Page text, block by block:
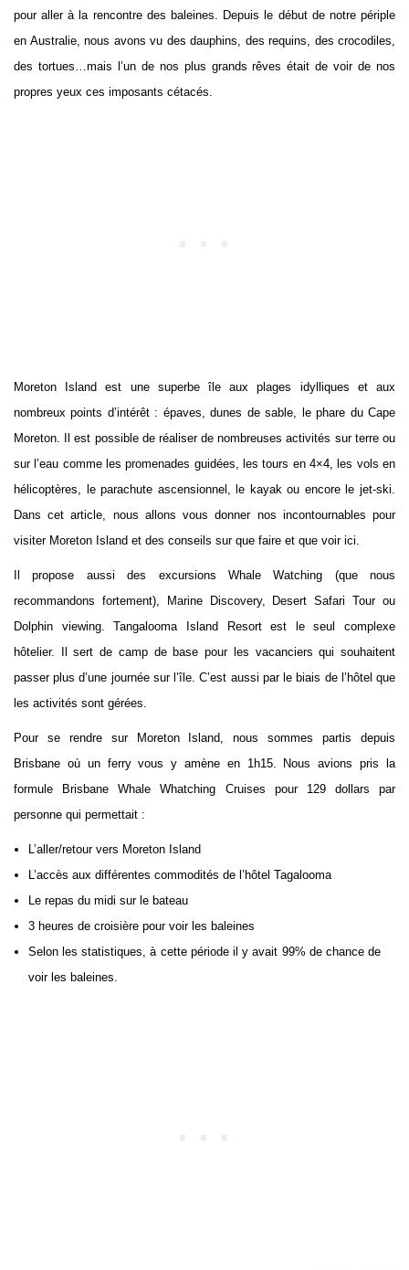
pour aller à la rencontre des baleines. Depuis le début de notre périple
en Australie, nous avons vu des dauphins, des requins, des crocodiles,
des tortues…mais l’un de nos plus grands rêves était de voir de nos
propres yeux ces imposants cétacés.
Moreton Island est une superbe île aux plages idylliques et aux
nombreux points d’intérêt : épaves, dunes de sable, le phare du Cape
Moreton. Il est possible de réaliser de nombreuses activités sur terre ou
sur l’eau comme les promenades guidées, les tours en 4×4, les vols en
hélicoptères, le parachute ascensionnel, le kayak ou encore le jet-ski.
Dans cet article, nous allons vous donner nos incontournables pour
visiter Moreton Island et des conseils sur que faire et que voir ici.
Il propose aussi des excursions Whale Watching (que nous
recommandons fortement), Marine Discovery, Desert Safari Tour ou
Dolphin viewing. Tangalooma Island Resort est le seul complexe
hôtelier. Il sert de camp de base pour les vacanciers qui souhaitent
passer plus d’une journée sur l’île. C’est aussi par le biais de l’hôtel que
les activités sont gérées.
Pour se rendre sur Moreton Island, nous sommes partis depuis
Brisbane où un ferry vous y amène en 1h15. Nous avions pris la
formule Brisbane Whale Whatching Cruises pour 129 dollars par
personne qui permettait :
L’aller/retour vers Moreton Island
L’accès aux différentes commodités de l’hôtel Tagalooma
Le repas du midi sur le bateau
3 heures de croisière pour voir les baleines
Selon les statistiques, à cette période il y avait 99% de chance de
voir les baleines.